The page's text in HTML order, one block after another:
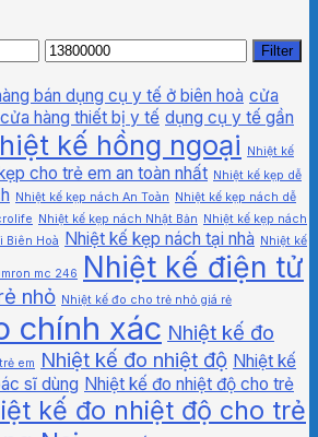
Max
price
Filter
bán dụng cụ y tế ở biên hoà cửa
cửa hàng thiết bị y tế dụng cụ y tế gần
kế hồng ngoại
Nhiệt kế
cho trẻ em an toàn nhất Nhiệt kế kẹp dễ
Nhiệt kế kẹp nách An Toàn Nhiệt kế kẹp nách dễ
Nhiệt kế kẹp nách Nhật Bản Nhiệt kế kẹp nách
Biên Hoà Nhiệt kế kẹp nách tại nhà Nhiệt kế
mc 246 Nhiệt kế điện tử
nhỏ Nhiệt kế đo cho trẻ nhỏ giá rẻ
chính xác Nhiệt kế đo
em Nhiệt kế đo nhiệt độ Nhiệt kế
sĩ dùng Nhiệt kế đo nhiệt độ cho trẻ
kế đo nhiệt độ cho trẻ